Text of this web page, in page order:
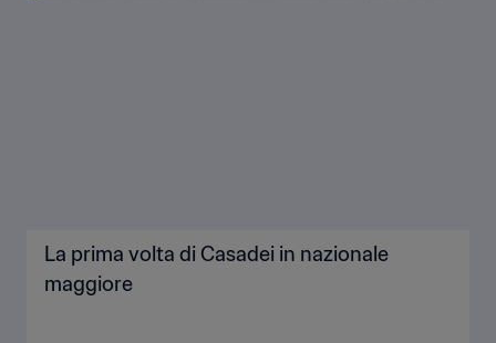
La prima volta di Casadei in nazionale
maggiore